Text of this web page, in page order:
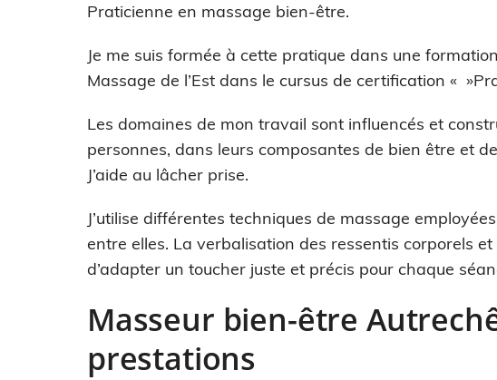
Praticienne en massage bien-être.
Je me suis formée à cette pratique dans une
Massage de l’Est dans le cursus de certification «
Les domaines de mon travail sont influencés et
personnes, dans leurs composantes de bien être et
J’aide au lâcher prise.
J’utilise différentes techniques de massage
entre elles. La verbalisation des ressentis corporels
d’adapter un toucher juste et précis pour chaque
Masseur bien-être
prestations